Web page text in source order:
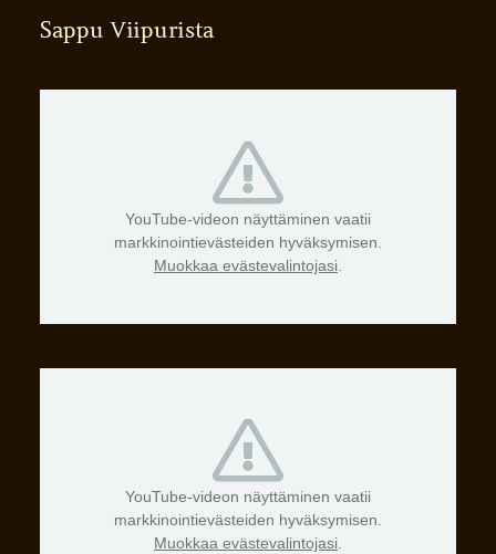
Sappu Viipurista
YouTube-videon näyttäminen vaatii
markkinointievästeiden hyväksymisen.
Muokkaa evästevalintojasi
YouTube-videon näyttäminen vaatii
markkinointievästeiden hyväksymisen.
Muokkaa evästevalintojasi.